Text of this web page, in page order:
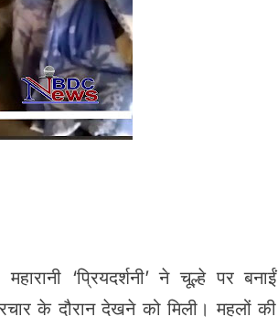
‘प्रियदर्शनी’ ने चूल्हे पर बनाईं
के दौरान देखने को मिली। महलों की